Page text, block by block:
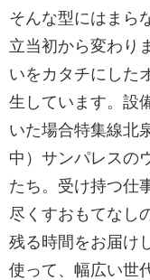
そんな型にはまら
立当初から変わり
いをカタチにした
生しています。設
いた場合特集線
中）サンパレスの
たち。受け持つ仕
尽くすおもてなし
残る時間をお届け
使って、幅広い世